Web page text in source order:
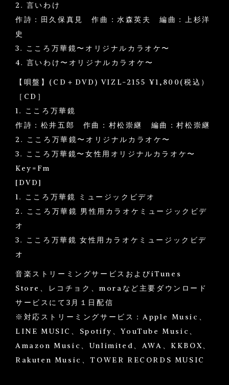
2. 言いわけ
作詩：田久保真見 作曲：水森英夫 編曲：上杉洋
史
3. こころ万華鏡〜オリジナルカラオケ〜
4. 言いわけ〜オリジナルカラオケ〜
【唄盤】(CD＋DVD) VIZL-2155 ¥1,800(税込）
［CD］
1. こころ万華鏡
作詩：松井五郎 作曲：村松崇継 編曲：村松崇継
2. こころ万華鏡〜オリジナルカラオケ〜
3. こころ万華鏡〜女性用オリジナルカラオケ〜
Key=Fm
[DVD]
1. こころ万華鏡 ミュージックビデオ
2. こころ万華鏡 男性用カラオケミュージックビデ
オ
3. こころ万華鏡 女性用カラオケミュージックビデ
オ
音楽ストリーミングサービスおよびiTunes
Store、レコチョク、moraなど主要ダウンロード
サービスにて3月１日配信
※対応ストリーミングサービス：Apple Music、
LINE MUSIC、Spotify、YouTube Music、
Amazon Music、Unlimited、AWA、KKBOX、
Rakuten Music、TOWER RECORDS MUSIC